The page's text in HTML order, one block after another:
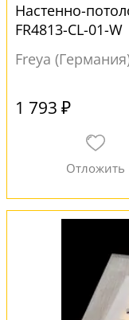
Настенно-
FR4813-CL-01-W
Freya
1 793 ₽